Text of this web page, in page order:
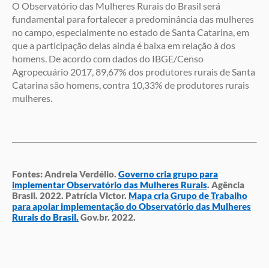
O Observatório das Mulheres Rurais do Brasil será
fundamental para fortalecer a predominância das mulheres
no campo, especialmente no estado de Santa Catarina, em
que a participação delas ainda é baixa em relação à dos
homens. De acordo com dados do IBGE/Censo
Agropecuário 2017, 89,67% dos produtores rurais de Santa
Catarina são homens, contra 10,33% de produtores rurais
mulheres.
Fontes: Andreia Verdélio. Governo cria grupo para
implementar Observatório das Mulheres Rurais. Agência
Brasil. 2022. Patrícia Victor. Mapa cria Grupo de Trabalho
para apoiar implementação do Observatório das Mulheres
Rurais do Brasil. Gov.br. 2022.